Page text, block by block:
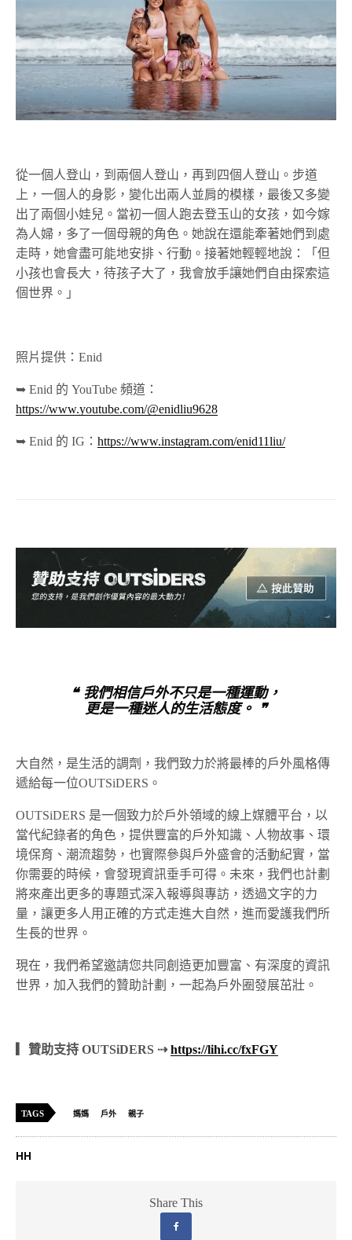
從一個人登山，到兩個人登山，再到四個人登山。步道
上，一個人的身影，變化出兩人並肩的模樣，最後又多變
出了兩個小娃兒。當初一個人跑去登玉山的女孩，如今嫁
為人婦，多了一個母親的角色。她說在還能牽著她們到處
走時，她會盡可能地安排、行動。接著她輕輕地說：「但
小孩也會長大，待孩子大了，我會放手讓她們自由探索這
個世界。」
照片提供：Enid
➥ Enid 的 YouTube 頻道：
https://www.youtube.com/@enidliu9628
➥ Enid 的 IG：https://www.instagram.com/enid11liu/
❝ 我們相信戶外不只是一種運動，
更是一種迷人的生活態度。 ❞
大自然，是生活的調劑，我們致力於將最棒的戶外風格傳
遞給每一位OUTSiDERS。
OUTSiDERS 是一個致力於戶外領域的線上媒體平台，以
當代紀錄者的角色，提供豐富的戶外知識、人物故事、環
境保育、潮流趨勢，也實際參與戶外盛會的活動紀實，當
你需要的時候，會發現資訊垂手可得。未來，我們也計劃
將來產出更多的專題式深入報導與專訪，透過文字的力
量，讓更多人用正確的方式走進大自然，進而愛護我們所
生長的世界。
現在，我們希望邀請您共同創造更加豐富、有深度的資訊
世界，加入我們的贊助計劃，一起為戶外圈發展茁壯。
▎贊助支持 OUTSiDERS ⇢https://lihi.cc/fxFGY
TAGS 媽媽 戶外 親子
HH
Share This